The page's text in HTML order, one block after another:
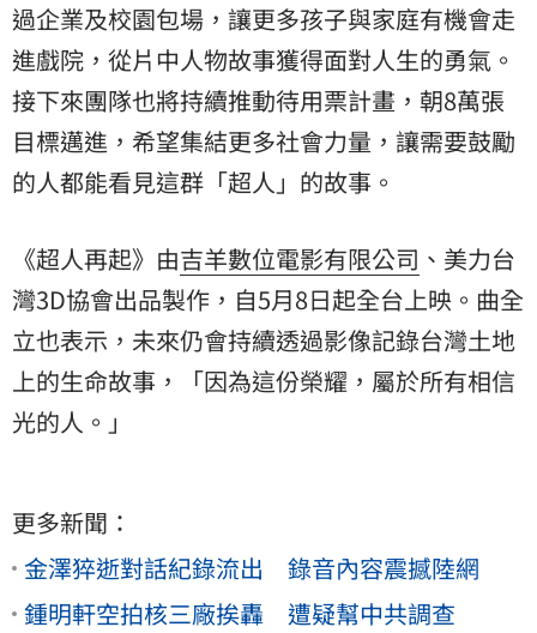
過企業及校園包場，讓更多孩子與家庭有機會走
進戲院，從片中人物故事獲得面對人生的勇氣。
接下來團隊也將持續推動待用票計畫，朝8萬張
目標邁進，希望集結更多社會力量，讓需要鼓勵
的人都能看見這群「超人」的故事。
《超人再起》由吉羊數位電影有限公司 、 美力台
灣3D協會出品製作，自5月8日起全台上映。曲全
立也表示，未來仍會持續透過影像記錄台灣土地
上的生命故事，「因為這份榮耀，屬於所有相信
光的人。」
更多新聞：
金澤猝逝對話紀錄流出 錄音內容震撼陸網
鍾明軒空拍核三廠挨轟 遭疑幫中共調查